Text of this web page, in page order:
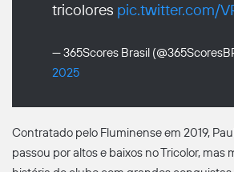
tricolores pic.twitter.com/
— 365Scores Brasil
2025
Contratado pelo Fluminense em 2019,
passou por altos e baixos no Tricolor, mas